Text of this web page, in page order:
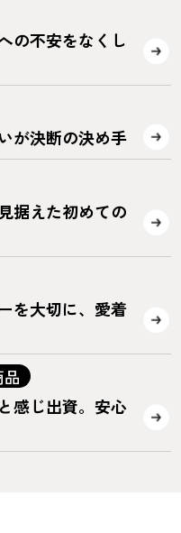
の不安をなくし
が決断の決め手
据えた初めての
を大切に、愛着
感じ出資。安心